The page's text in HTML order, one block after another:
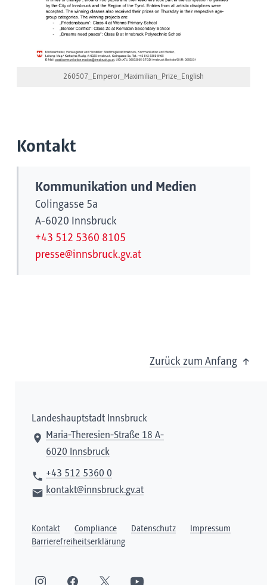
260507_Emperor_Maximilian_Prize_English
Kontakt
Kommunikation und Medien
Colingasse 5a
A-6020 Innsbruck
+43 512 5360 8105
presse@innsbruck.gv.at
Zurück zum Anfang
Landeshauptstadt Innsbruck
Maria-Theresien-Straße 18 A-
6020 Innsbruck
+43 512 5360 0
kontakt@innsbruck.gv.at
Kontakt Compliance Datenschutz
Impressum
Barrierefreiheitserklärung